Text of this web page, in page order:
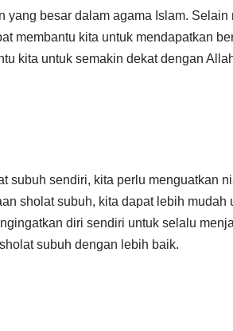
yang besar dalam agama Islam.
membantu kita untuk mendapatkan
kita untuk semakin dekat dengan
subuh sendiri, kita perlu menguatkan
sholat subuh, kita dapat lebih
diri sendiri untuk selalu
subuh dengan lebih baik.